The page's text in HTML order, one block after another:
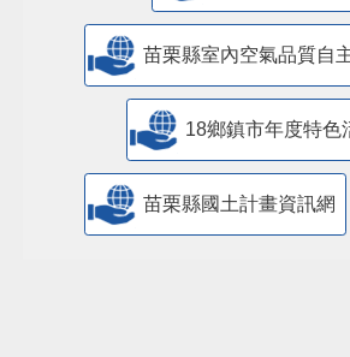
苗栗縣室內空氣品質自
18鄉鎮市年度特色
苗栗縣國土計畫資訊網